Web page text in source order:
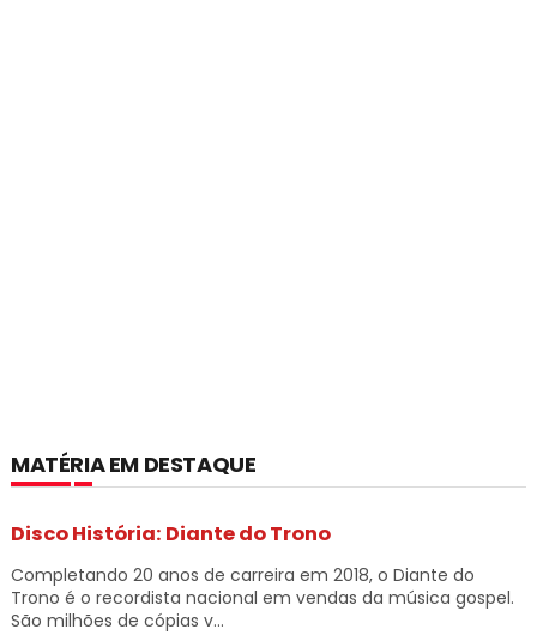
MATÉRIA EM DESTAQUE
Disco História: Diante do Trono
Completando 20 anos de carreira em 2018, o Diante do
Trono é o recordista nacional em vendas da música gospel.
São milhões de cópias v...